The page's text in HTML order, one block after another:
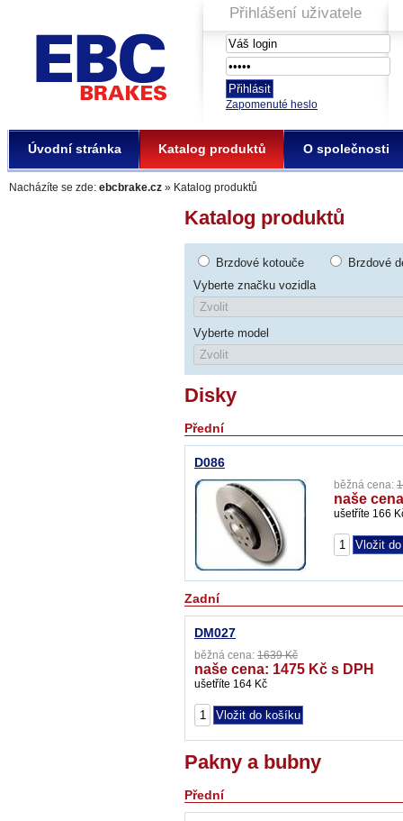
EBC Brakes
Nacházíte se zde: ebcbrake.cz » Katalog produktů
Katalog produktů
Brzdové kotouče
Brzdové
Vyberte značku vozidla
Vyberte model
Disky
Přední
D086
běžná cena:
naše
ušetříte 166
Zadní
DM027
běžná cena: 1639 Kč
naše cena: 1475 Kč s DPH
ušetříte 164 Kč
Pakny a bubny
Přední
Úvodní stránka Katalog produktů O společnosti
Přihlášení uživatele
Zapomenuté heslo